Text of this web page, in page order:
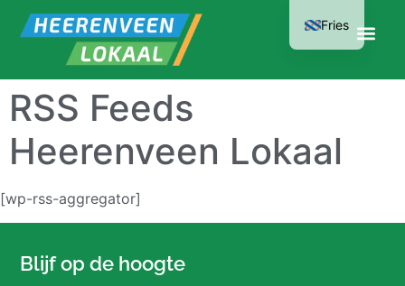
RSS Feeds
Heerenveen Lokaal
[wp-rss-aggregator]
Blijf op de hoogte
Fries